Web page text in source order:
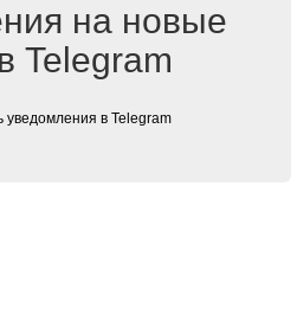
на новые
Telegram
уведомления в Telegram